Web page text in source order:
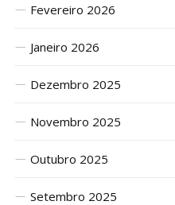
Fevereiro 2026
Janeiro 2026
Dezembro 2025
Novembro 2025
Outubro 2025
Setembro 2025